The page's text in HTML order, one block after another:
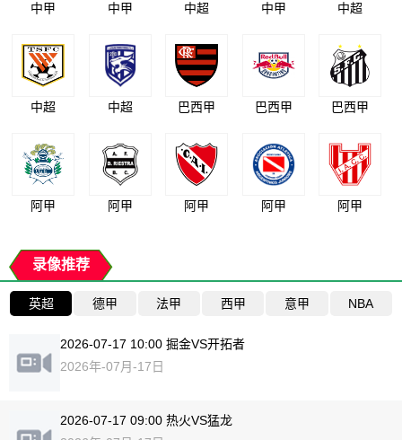
中甲 中甲 中超 中甲 中超
中超 中超 巴西甲 巴西甲 巴西甲
阿甲 阿甲 阿甲 阿甲 阿甲
录像推荐
英超 德甲 法甲 西甲 意甲 NBA
2026-07-17 10:00 掘金VS开拓者
2026年-07月-17日
2026-07-17 09:00 热火VS猛龙